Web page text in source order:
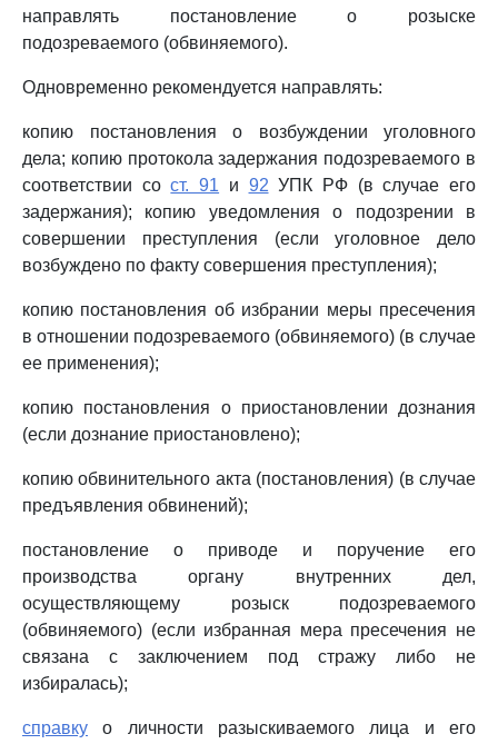
направлять постановление о розыске
подозреваемого (обвиняемого).
Одновременно рекомендуется направлять:
копию постановления о возбуждении уголовного
дела; копию протокола задержания подозреваемого в
соответствии сост. 91 и 92 УПК РФ (в случае его
задержания); копию уведомления о подозрении в
совершении преступления (если уголовное дело
возбуждено по факту совершения преступления);
копию постановления об избрании меры пресечения
в отношении подозреваемого (обвиняемого) (в случае
ее применения);
копию постановления о приостановлении дознания
(если дознание приостановлено);
копию обвинительного акта (постановления) (в случае
предъявления обвинений);
постановление о приводе и поручение его
производства органу внутренних дел,
осуществляющему розыск подозреваемого
(обвиняемого) (если избранная мера пресечения не
связана с заключением под стражу либо не
избиралась);
справку о личности разыскиваемого лица и его